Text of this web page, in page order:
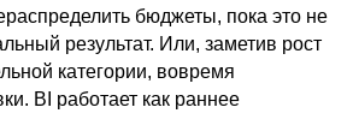
бюджеты, пока это не
результат. Или, заметив рост
категории, вовремя
BI работает как раннее